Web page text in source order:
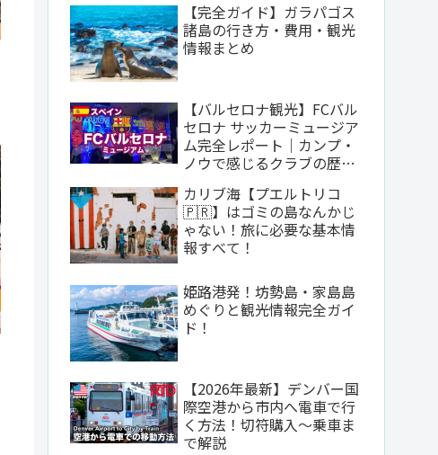
【完全ガイド】ガラパゴス
諸島の行き方・費用・観光
情報まとめ
【バルセロナ観光】FCバル
セロナ サッカーミュージア
ム完全レポート｜カンプ・
ノウで感じるクラブの歴史
カリブ海【プエルトリコ
🇵🇷】はゴミの島なんかじ
ゃない！旅に必要な基本情
報すべて！
姫路港発！坊勢島・家島島
めぐりと観光情報完全ガイ
ド！
【2026年最新】デンバー国
際空港から市内へ電車で行
く方法！切符購入〜乗車ま
で解説